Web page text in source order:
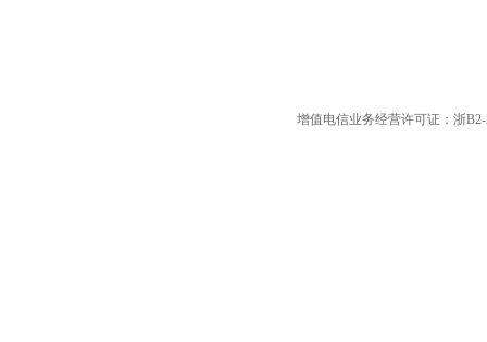
增值电信业务经营许可证：浙